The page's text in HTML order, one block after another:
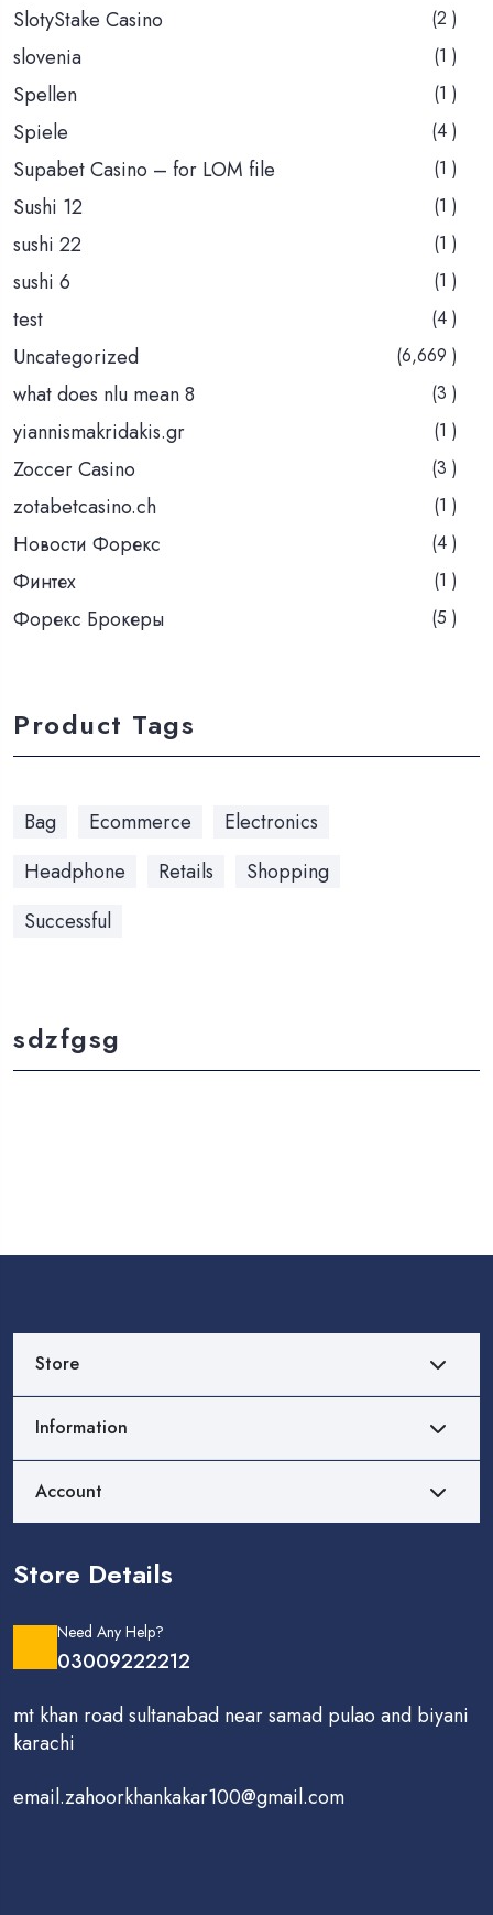
SlotyStake Casino (2 )
slovenia (1 )
Spellen (1 )
Spiele (4 )
Supabet Casino – for LOM file (1 )
Sushi 12 (1 )
sushi 22 (1 )
sushi 6 (1 )
test (4 )
Uncategorized (6,669 )
what does nlu mean 8 (3 )
yiannismakridakis.gr (1 )
Zoccer Casino (3 )
zotabetcasino.ch (1 )
Новости Форекс (4 )
Финтех (1 )
Форекс Брокеры (5 )
Product Tags
Bag Ecommerce
Electronics
Headphone
Retails
Shopping
Successful
sdzfgsg
Store
Information
Account
Store Details
Need Any Help?
03009222212
mt khan road sultanabad near samad pulao and biyani
karachi
email.zahoorkhankakar100@gmail.com